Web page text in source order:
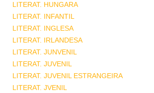
LITERAT. HUNGARA
LITERAT. INFANTIL
LITERAT. INGLESA
LITERAT. IRLANDESA
LITERAT. JUNVENIL
LITERAT. JUVENIL
LITERAT. JUVENIL ESTRANGEIRA
LITERAT. JVENIL